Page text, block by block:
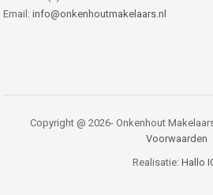
Email: info@onkenhoutmakelaars.nl
Copyright @ 2026- Onkenhout
Voorwaarden
Realisatie: Hallo